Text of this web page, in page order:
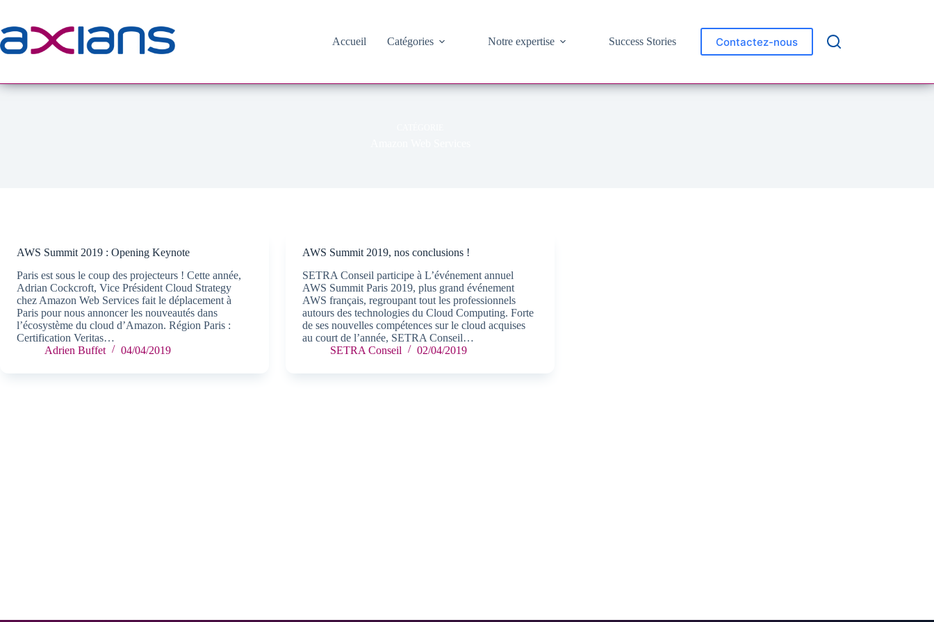
contenu
Accueil
Catégories Notre expertise Success Stories Contactez-nous
AWS Summit 2019 : Opening Keynote
Paris est sous le coup des projecteurs ! Cette année,
Adrian Cockcroft, Vice Président Cloud Strategy
chez Amazon Web Services fait le déplacement à
Paris pour nous annoncer les nouveautés dans
l’écosystème du cloud d’Amazon. Région Paris :
Certification Veritas…
Adrien Buffet
04/04/2019
AWS Summit 2019, nos conclusions !
SETRA Conseil participe à L’événement annuel
AWS Summit Paris 2019, plus grand événement
AWS français, regroupant tout les professionnels
autours des technologies du Cloud Computing. Forte
de ses nouvelles compétences sur le cloud acquises
au court de l’année, SETRA Conseil…
SETRA Conseil
02/04/2019